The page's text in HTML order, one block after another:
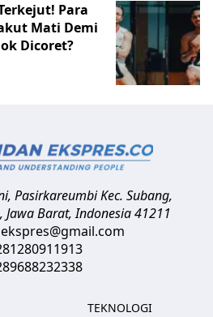
Para
Mati Demi
Dicoret?
Pasirkareumbi Kec. Subang,
Jawa Barat,Indonesia41211
TEKNOLOGI